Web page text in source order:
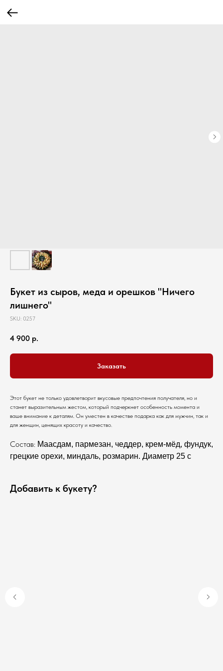
Букет из сыров, меда и орешков "Ничего
лишнего"
SKU: 0257
4 900 р.
Заказать
Этот букет не только удовлетворит вкусовые предпочтения получателя, но и
станет выразительным жестом, который подчеркнет особенность момента и
ваше внимание к деталям. Он уместен в качестве подарка как для мужчин, так и
для женщин, ценящих красоту и качество.
Состав: Маасдам, пармезан, чеддер, крем-мёд, фундук,
грецкие орехи, миндаль, розмарин. Диаметр 25 с
Добавить к букету?